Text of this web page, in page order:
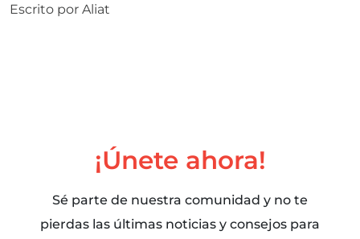
Escrito por Aliat
¡Únete ahora!
Sé parte de nuestra comunidad y no te
pierdas las últimas noticias y consejos para